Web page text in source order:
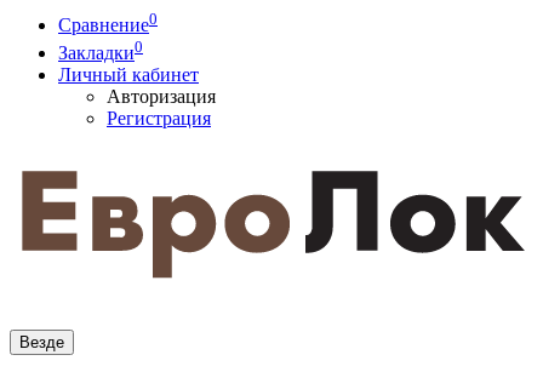
Сравнение0
Закладки0
Личный кабинет
Авторизация
Регистрация
Везде